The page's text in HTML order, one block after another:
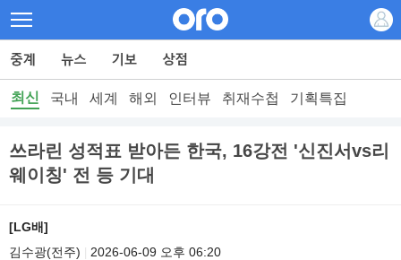
최신 국내 세계 해외 인터뷰 취재수첩 기획특집
쓰라린 성적표 받아든 한국, 16강전 '신진서vs리
웨이칭' 전 등 기대
[LG배]
김수광(전주)
2026-06-09 오후 06:20